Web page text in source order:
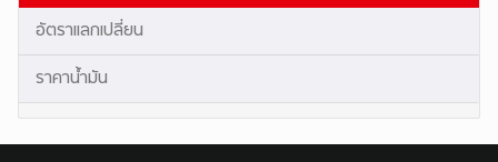
อัตราแลกเปลี่ยน
ราคาน้ำมัน